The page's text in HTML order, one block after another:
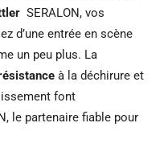
SERALON, vos
d’une entrée en scène
un peu plus. La
à la déchirure et
font
le partenaire fiable pour